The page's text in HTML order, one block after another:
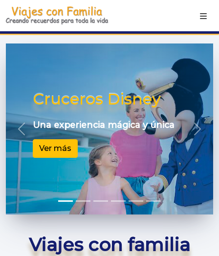
Cruceros Disney
Una experiencia mágica y única
Ver más
Previous Next
Viajes con familia